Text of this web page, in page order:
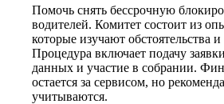
Помочь снять бессрочную
водителей. Комитет состоит из
которые изучают обстоятельства
Процедура включает подачу
данных и участие в собрании.
остается за сервисом, но
учитываются.